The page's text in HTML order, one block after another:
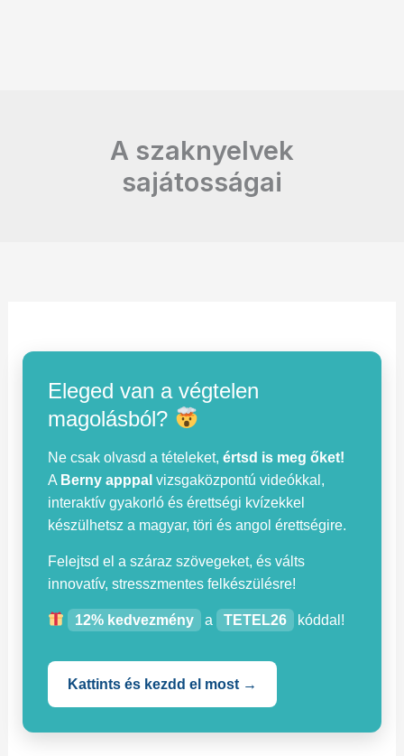
A szaknyelvek
sajátosságai
Eleged van a végtelen
magolásból?
Ne csak olvasd a tételeket,értsd is meg őket!
A Berny apppal vizsgaközpontú videókkal,
interaktív gyakorló és érettségi kvízekkel
készülhetsz a magyar, töri és angol érettségire.
Felejtsd el a száraz szövegeket, és válts
innovatív, stresszmentes felkészülésre!
12% kedvezmény a TETEL26 kóddal!
Kattints és kezdd el most →